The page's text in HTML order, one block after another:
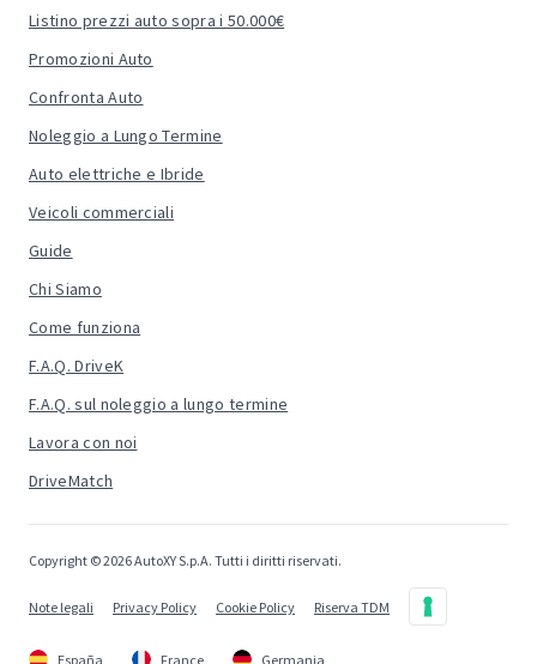
Listino prezzi auto sopra i 50.000€
Promozioni Auto
Confronta Auto
Noleggio a Lungo Termine
Auto elettriche e Ibride
Veicoli commerciali
Guide
Chi Siamo
Come funziona
F.A.Q. DriveK
F.A.Q. sul noleggio a lungo termine
Lavora con noi
DriveMatch
Copyright © 2026 AutoXY S.p.A. Tutti i diritti riservati.
Note legali Privacy Policy Cookie Policy Riserva TDM
España France Germania